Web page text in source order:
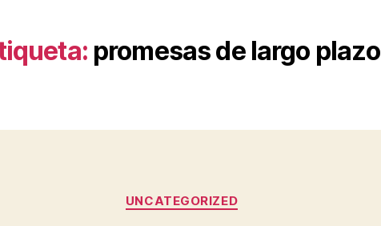
promesas de largo plazo
Categorías
UNCATEGORIZED